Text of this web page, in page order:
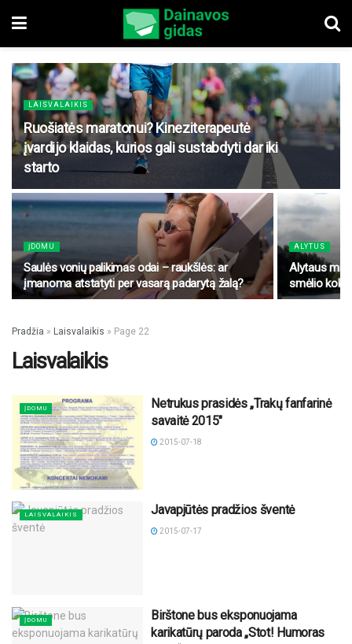
LAISVALAIKIS
Ruošiatės maratonui? Kineziterapeutė
įvardijo klaidas, kurios gali sustabdyti dar iki
starto
ĮDOMU
Saulės vonių palikimas odai – raukšlės: ar
įmanoma atstatyti per vasarą padarytą žalą?
ALYTUS
Alytaus
smėlio
Pradžia » Laisvalaikis » Page 22
Laisvalaikis
ĮDOMU
Netrukus prasidės „Trakų fanfarinė
savaitė 2015″
2015-07-18
LAISVALAIKIS Javapjūtės pradžios šventė
2015-07-17
ĮDOMU
Birštone bus eksponuojama
karikatūrų paroda „Stot! Humoras